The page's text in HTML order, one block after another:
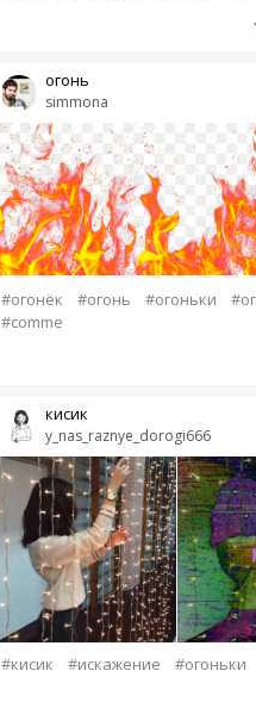
simmona
огонь
#огонёк #огонь #огоньки
#comme
y_nas_raznye_dorogi666
кисик
#кисик #искажение #огоньки